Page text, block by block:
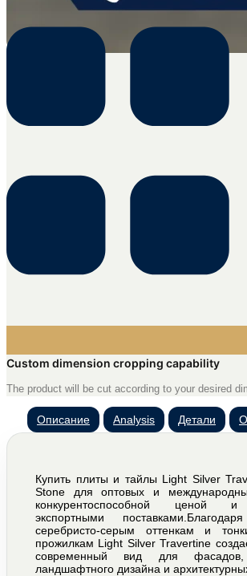
Custom dimension cropping capability
The product will be cut according to your desired
Описание Analysis Детали
Купить плиты и тайлы Light Silver
Stone для оптовых и
конкурентоспособной ценой
экспортными
серебристо-серым оттенкам и
прожилкам Light Silver Travertine
современный вид для фасадов,
ландшафтного дизайна и